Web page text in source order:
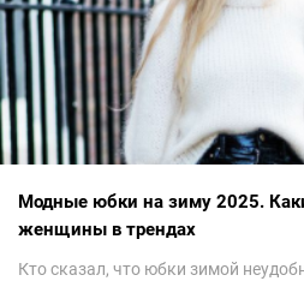
Модные юбки на зиму 2025.
женщины в трендах
Кто сказал, что юбки зимой